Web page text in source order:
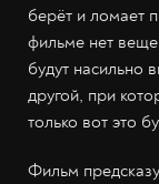
берёт и ломает
фильме нет
будут насильно
другой, при
только вот это
Фильм